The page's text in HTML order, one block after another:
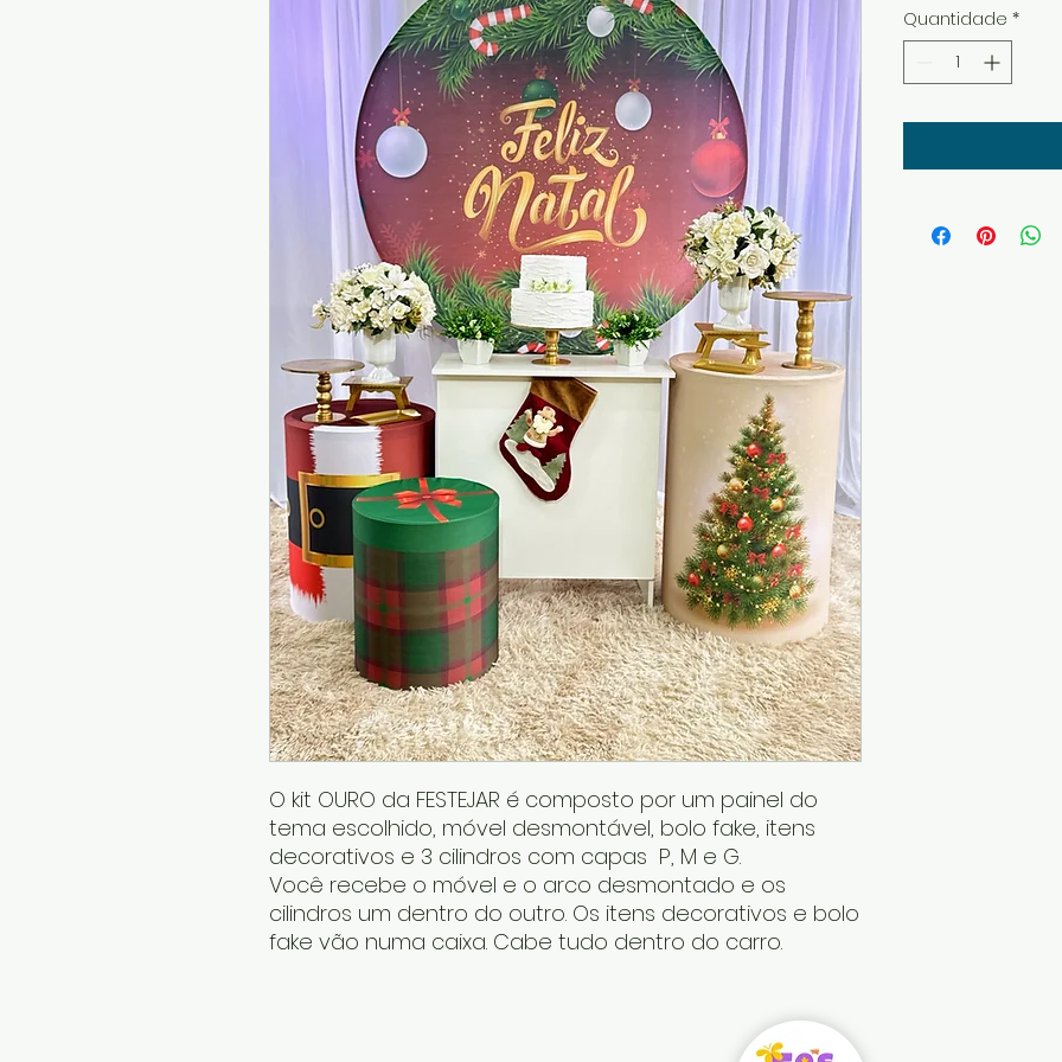
O kit OURO da FESTEJAR é composto por um painel do
tema escolhido, móvel desmontável, bolo fake, itens
decorativos e 3 cilindros com capas P, M e G.
Você recebe o móvel e o arco desmontado e os
cilindros um dentro do outro. Os itens decorativos e bolo
fake vão numa caixa. Cabe tudo dentro do carro.
Quantidade *